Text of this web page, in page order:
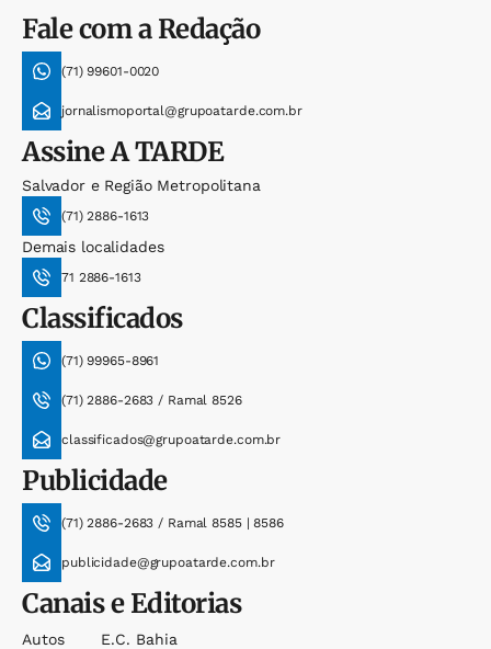
Fale com a Redação
(71) 99601-0020
jornalismoportal@grupoatarde.com.br
AssineA TARDE
Salvador e Região Metropolitana
(71) 2886-1613
Demais localidades
71 2886-1613
Classificados
(71) 99965-8961
(71) 2886-2683 / Ramal 8526
classificados@grupoatarde.com.br
Publicidade
(71) 2886-2683 / Ramal 8585 | 8586
publicidade@grupoatarde.com.br
Canais e Editorias
Autos
E.c. Bahia